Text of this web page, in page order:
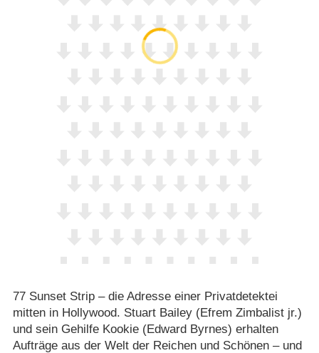
77 Sunset Strip – die Adresse einer Privatdetektei
mitten in Hollywood. Stuart Bailey (Efrem Zimbalist jr.)
und sein Gehilfe Kookie (Edward Byrnes) erhalten
Aufträge aus der Welt der Reichen und Schönen – und